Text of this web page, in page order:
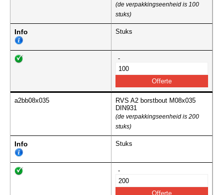
(de verpakkingseenheid is 100
stuks)
Info Stuks
-
a2bb08x035
RVS A2 borstbout M08x035
DIN931
(de verpakkingseenheid is 200
stuks)
Info Stuks
-